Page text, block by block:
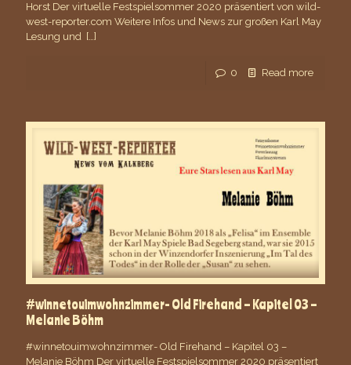
Horst Der virtuelle Festspielsommer 2020 präsentiert von wild-
west-reporter.com Weitere Infos und News zur großen Karl May
Lesung und […]
0 Read more
#winnetouimwohnzimmer- Old Firehand – Kapitel 03 –
Melanie Böhm
#winnetouimwohnzimmer- Old Firehand – Kapitel 03 –
Melanie Böhm Der virtuelle Festspielsommer 2020 präsentiert